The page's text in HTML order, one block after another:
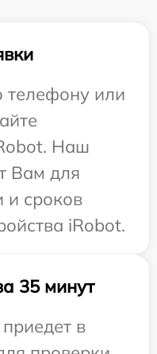
телефону или
Наш
Вам для
и сроков
iRobot.
35 минут
в